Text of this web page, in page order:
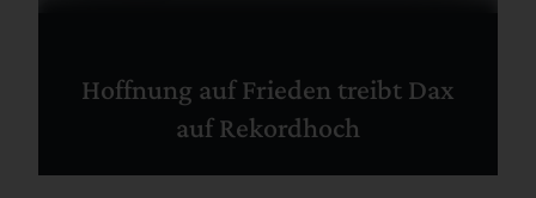
Hoffnung auf Frieden treibt Dax
auf Rekordhoch